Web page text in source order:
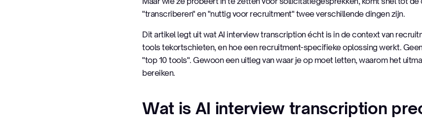
"transcriberen" en "nuttig voor recruitment" twee verschillende dingen zijn.
Dit artikel legt uit wat AI interview transcription écht is in de context van
tools tekortschieten, en hoe een recruitment-specifieke oplossing werkt.
"top 10 tools". Gewoon een uitleg van waar je op moet letten, waarom het
bereiken.
Wat is AI interview transcription